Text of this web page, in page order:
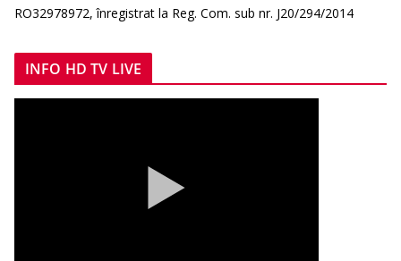
RO32978972, înregistrat la Reg. Com. sub nr. J20/294/2014
INFO HD TV LIVE